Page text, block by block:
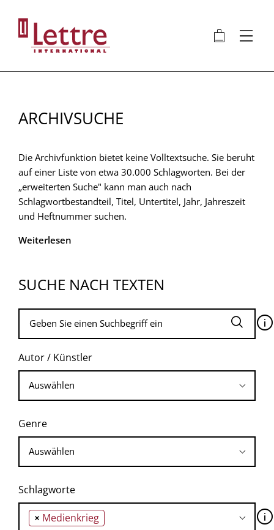
Inhalt
🛍 ⋮
ARCHIVSUCHE
Die Archivfunktion bietet keine Volltextsuche. Sie beruht
auf einer Liste von etwa 30.000 Schlagworten. Bei der
„erweiterten Suche" kann man auch nach
Schlagwortbestandteil, Titel, Untertitel, Jahr, Jahreszeit
und Heftnummer suchen.
Weiterlesen
SUCHE NACH TEXTEN
🛈
Autor / Künstler
Genre
Schlagworte
× Medienkrieg 🛈